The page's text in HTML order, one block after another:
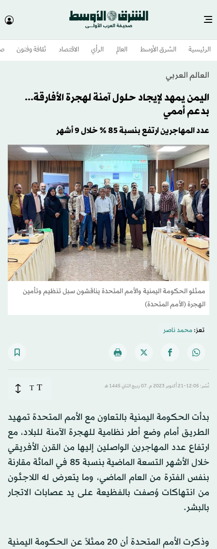
الرئيسية الشرق الأوسط​ العالم الرأي الاقتصاد ثقافة وفنون
العالم العربي
اليمن يمهد لإيجاد حلول آمنة لهجرة الأفارقة...
بدعم أممي
عدد المهاجرين ارتفع بنسبة 85 % خلال 9 أشهر‎
ممثلو الحكومة اليمنية والأمم المتحدة يناقشون سبل تنظيم وتأمين
الهجرة (الأمم المتحدة)
تعز:محمد ناصر
نُشر: 12:05-21 أكتوبر 2023 م ـ 07 ربيع الثاني 1445 هـ T
T
بدأت الحكومة اليمنية بالتعاون مع الأمم المتحدة تمهيد
الطريق أمام وضع أطر نظامية للهجرة الآمنة للبلاد، مع
ارتفاع عدد المهاجرين الواصلين إليها من القرن الأفريقي
خلال الأشهر التسعة الماضية بنسبة 85 في المائة مقارنة
بنفس الفترة من العام الماضي، وما يتعرض له اللاجئون
من انتهاكات وُصفت بالفظيعة على يد عصابات الاتجار
بالبشر.
وذكرت الأمم المتحدة أن 20 ممثلاً عن الحكومة اليمنية